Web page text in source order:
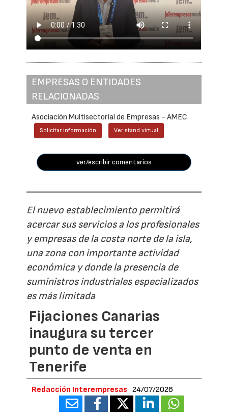
EMPRESAS O ENTIDADES
RELACIONADAS
Asociación Multisectorial de Empresas - AMEC
Solicitar información Ver stand virtual
ver/escribir comentarios
El nuevo establecimiento permitirá
acercar sus servicios a los profesionales
y empresas de la costa norte de la isla,
una zona con importante actividad
económica y donde la presencia de
suministros industriales especializados
es más limitada
Fijaciones Canarias
inaugura su tercer
punto de venta en
Tenerife
Redacción Interempresas 24/07/2026